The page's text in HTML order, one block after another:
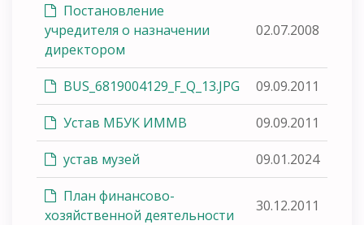
Постановление
учредителя о назначении
директором
02.07.2008
BUS_6819004129_F_Q_13.JPG 09.09.2011
Устав МБУК ИММВ 09.09.2011
устав музей 09.01.2024
План финансово-
хозяйственной деятельности
30.12.2011